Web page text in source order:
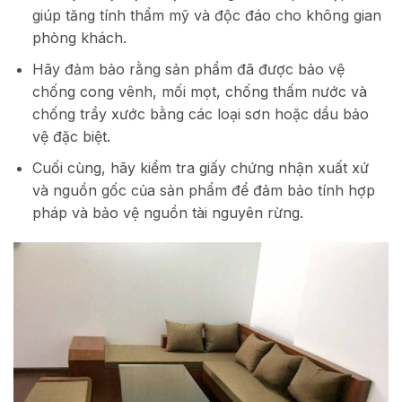
giúp tăng tính thẩm mỹ và độc đáo cho không gian
phòng khách.
Hãy đảm bảo rằng sản phẩm đã được bảo vệ
chống cong vênh, mối mọt, chống thấm nước và
chống trầy xước bằng các loại sơn hoặc dầu bảo
vệ đặc biệt.
Cuối cùng, hãy kiểm tra giấy chứng nhận xuất xứ
và nguồn gốc của sản phẩm để đảm bảo tính hợp
pháp và bảo vệ nguồn tài nguyên rừng.